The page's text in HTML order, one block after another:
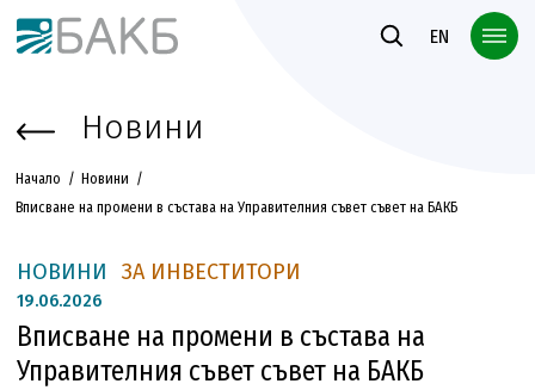
Към основното съдържание
EN
Новини
Начало
Новини
Вписване на промени в състава на Управителния съвет съвет на БАКБ
НОВИНИ ЗА ИНВЕСТИТОРИ
19.06.2026
Вписване на промени в състава на
Управителния съвет съвет на БАКБ